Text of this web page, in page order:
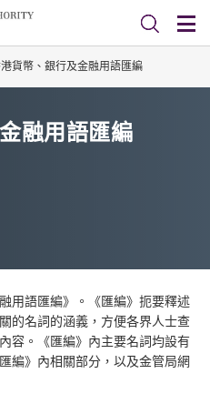
貨幣、銀行及金融用語匯編
融用語匯編
用語匯編》。《匯編》扼要釋述
的名詞的涵義，方便各界人士查
容。《匯編》內主要名詞均設有
編》內相關部分，以及金管局網